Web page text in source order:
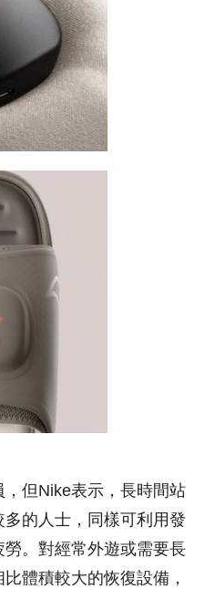
但Nike表示，長時間站
的人士，同樣可利用發
。對經常外遊或需要長
體積較大的恢復設備，